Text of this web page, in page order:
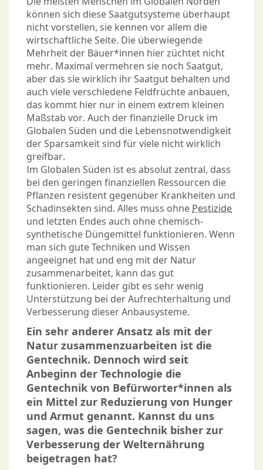
können sich diese Saatgutsysteme überhaupt
nicht vorstellen, sie kennen vor allem die
wirtschaftliche Seite. Die überwiegende
Mehrheit der Bäuer*innen hier züchtet nicht
mehr. Maximal vermehren sie noch Saatgut,
aber das sie wirklich ihr Saatgut behalten und
auch viele verschiedene Feldfrüchte anbauen,
das kommt hier nur in einem extrem kleinen
Maßstab vor. Auch der finanzielle Druck im
Globalen Süden und die Lebensnotwendigkeit
der Sparsamkeit sind für viele nicht wirklich
greifbar.
Im Globalen Süden ist es absolut zentral, dass
bei den geringen finanziellen Ressourcen die
Pflanzen resistent gegenüber Krankheiten und
Schadinsekten sind. Alles muss ohne Pestizide
und letzten Endes auch ohne chemisch-
synthetische Düngemittel funktionieren. Wenn
man sich gute Techniken und Wissen
angeeignet hat und eng mit der Natur
zusammenarbeitet, kann das gut
funktionieren. Leider gibt es sehr wenig
Unterstützung bei der Aufrechterhaltung und
Verbesserung dieser Anbausysteme.
Ein sehr anderer Ansatz als mit der
Natur zusammenzuarbeiten ist die
Gentechnik. Dennoch wird seit
Anbeginn der Technologie die
Gentechnik von Befürworter*innen als
ein Mittel zur Reduzierung von Hunger
und Armut genannt. Kannst du uns
sagen, was die Gentechnik bisher zur
Verbesserung der Welternährung
beigetragen hat?